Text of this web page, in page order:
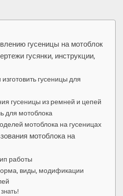
гусеницы на мотоблок
гусянки, инструкции,
гусеницы для
гусеницы из ремней и цепей
для мотоблока
мотоблока на гусеницах
мотоблока на
работы
виды, модификации